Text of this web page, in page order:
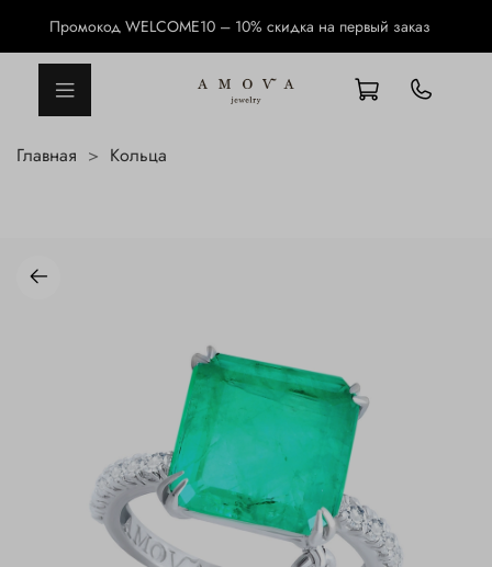
Промокод WELCOME10 – 10% скидка на первый заказ
Главная Кольца